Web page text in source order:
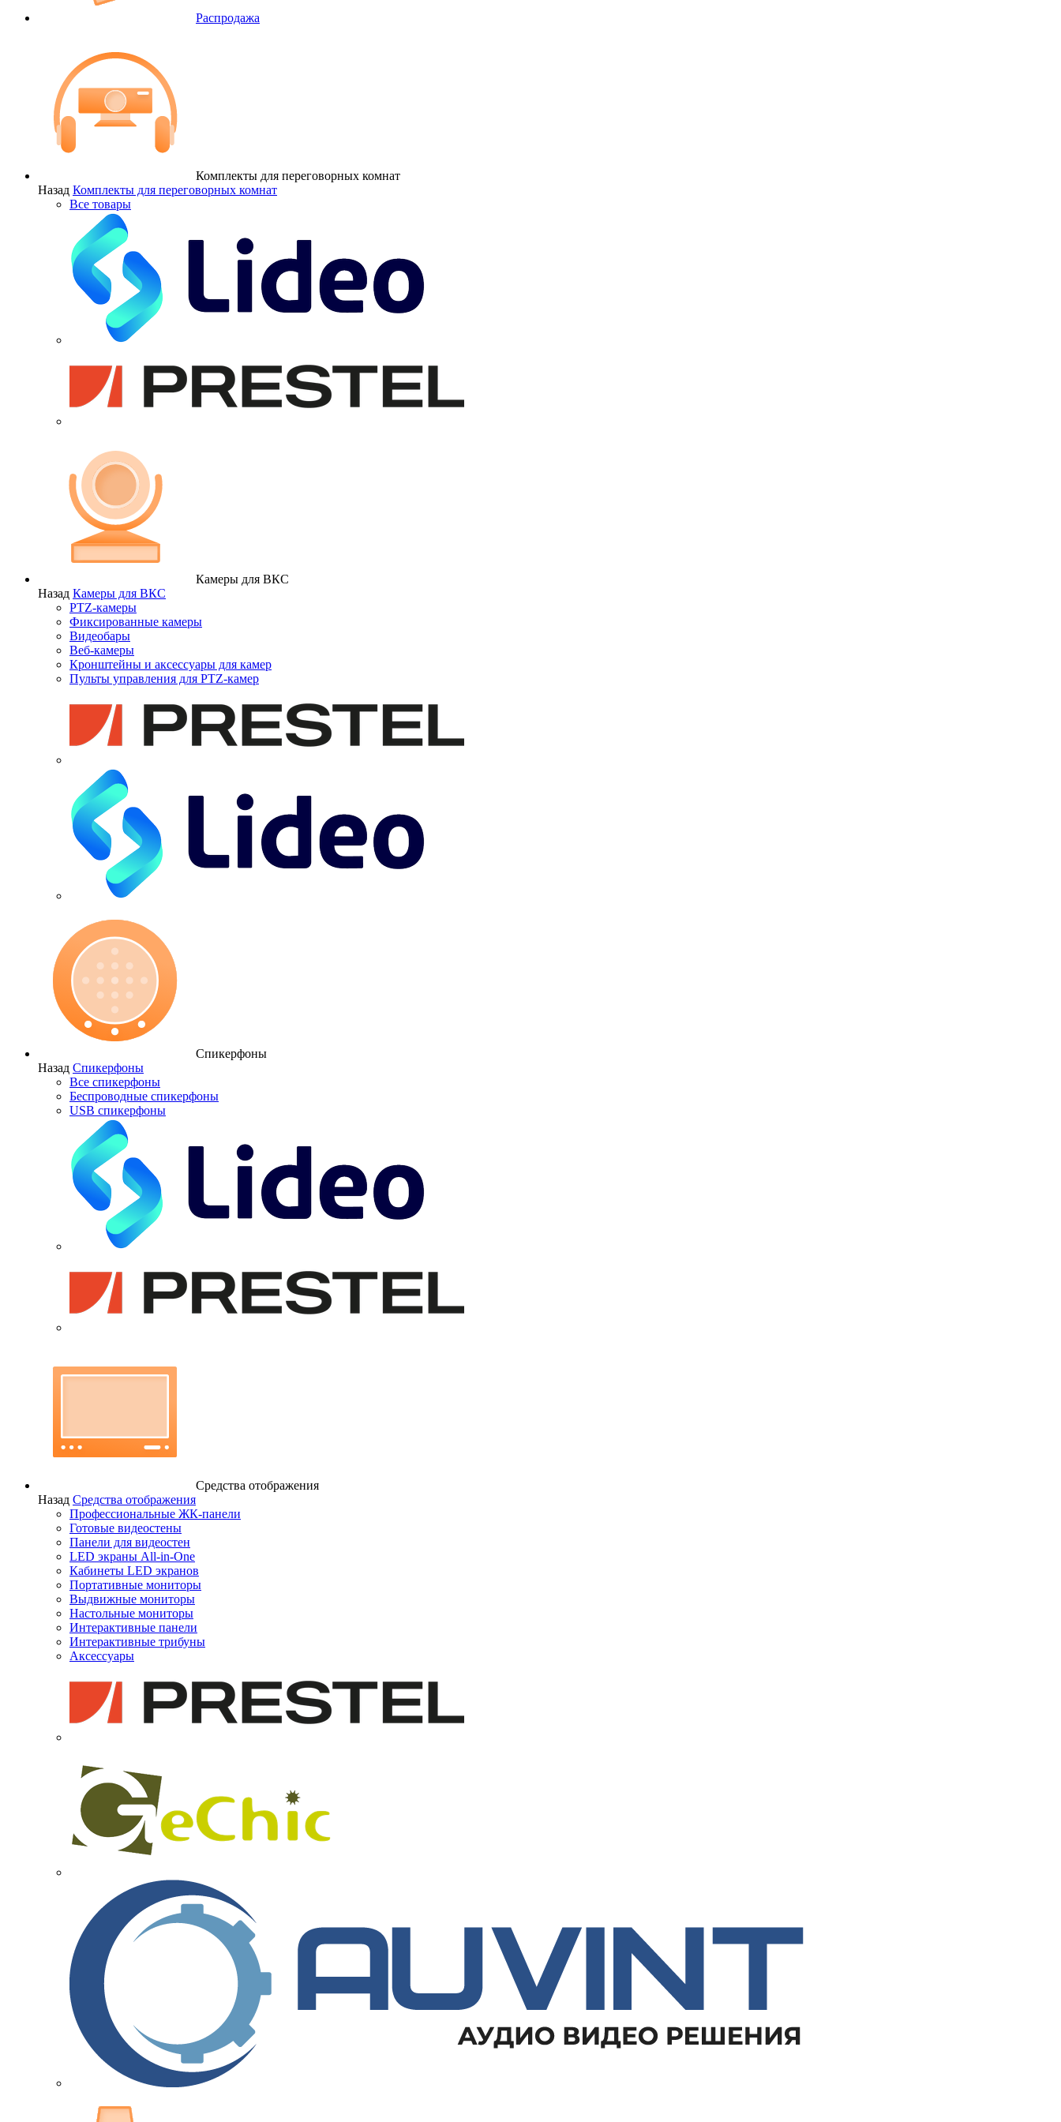
Распродажа
Комплекты для переговорных комнат
Назад Комплекты для переговорных комнат
Все товары
Камеры для ВКС
Назад Камеры для ВКС
PTZ-камеры
Фиксированные камеры
Видеобары
Веб-камеры
Кронштейны и аксессуары для камер
Пульты управления для PTZ-камер
Спикерфоны
Назад Спикерфоны
Все спикерфоны
Беспроводные спикерфоны
USB спикерфоны
Средства отображения
Назад Средства отображения
Профессиональные ЖК-панели
Готовые видеостены
Панели для видеостен
LED экраны All-in-One
Кабинеты LED экранов
Портативные мониторы
Выдвижные мониторы
Настольные мониторы
Интерактивные панели
Интерактивные трибуны
Аксессуары